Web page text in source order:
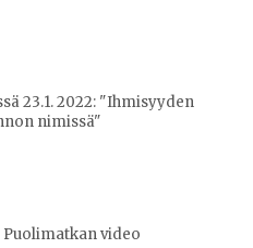
23.1. 2022: "Ihmisyyden
nimissä"
video